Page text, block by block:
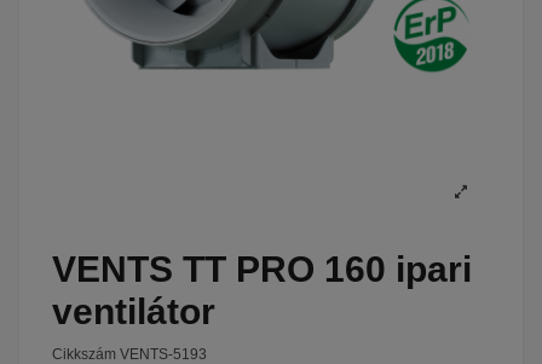
VENTS TT PRO 160 ipari
ventilátor
Cikkszám VENTS-5193